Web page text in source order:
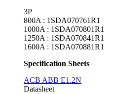
3P
800A : 1SDA070761R1
1000A : 1SDA070801R1
1250A : 1SDA070841R1
1600A : 1SDA070881R1
Specification Sheets
ACB ABB E1.2N
Datasheet